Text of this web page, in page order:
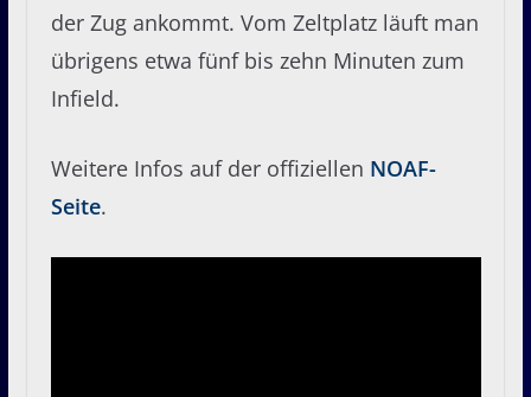
der Zug ankommt. Vom Zeltplatz läuft man
übrigens etwa fünf bis zehn Minuten zum
Infield.
Weitere Infos auf der offiziellen NOAF-
Seite.